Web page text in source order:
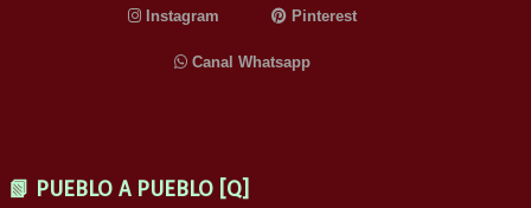
Instagram Pinterest
Canal Whatsapp
📗 PUEBLO A PUEBLO [Q]